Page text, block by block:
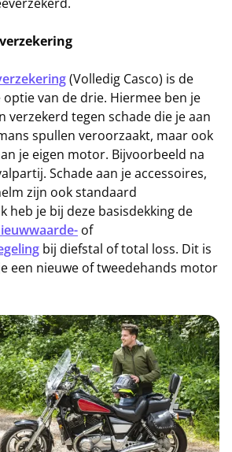
(Volledig Casco) is de
van de drie. Hiermee ben je
verzekerd tegen schade die je aan
spullen veroorzaakt, maar ook
je eigen motor. Bijvoorbeeld na
Schade aan je accessoires,
zijn ook standaard
heb je bij deze basisdekking de
of
bij diefstal of total loss. Dit is
een nieuwe of tweedehands motor